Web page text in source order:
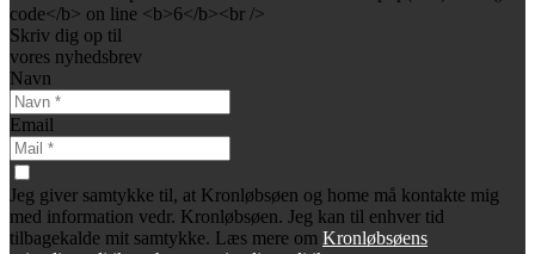
Skriv dig op til
vores nyhedsbrev
Navn
Email
Jeg giver samtykke til, at Kronløbsøen og home må kontakte mig
med information vedr. Kronløbsøen. Jeg kan til enhver tid
tilbagekalde mit samtykke. Læs mere om Kronløbsøens